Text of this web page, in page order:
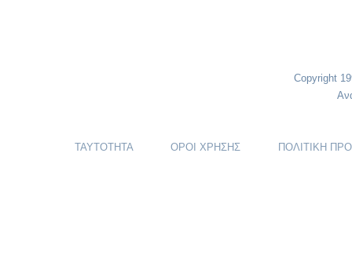
Copyright
ΤΑΥΤΟΤΗΤΑ ΟΡΟΙ ΧΡΗΣΗΣ ΠΟΛΙΤΙΚΗ